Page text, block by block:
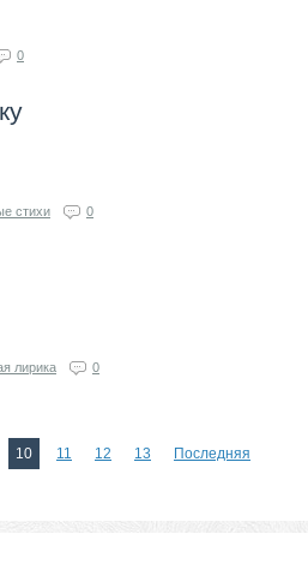
0
стихи 0
лирика 0
10 11 12 13
Последняя